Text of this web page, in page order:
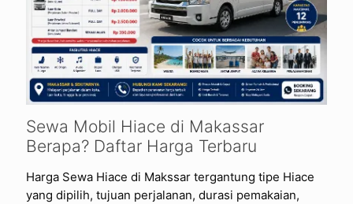
Sewa Mobil Hiace di Makassar
Berapa? Daftar Harga Terbaru
Harga Sewa Hiace di Makssar tergantung tipe Hiace
yang dipilih, tujuan perjalanan, durasi pemakaian,